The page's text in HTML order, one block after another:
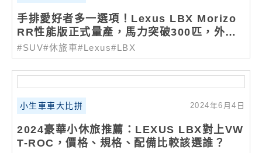
手排愛好者多一選項！Lexus LBX Morizo
RR性能版正式量產，馬力突破300匹，外觀
內裝動力一次看！
#SUV#休旅車#Lexus#LBX
小生車車大比拼 2024年6月4日
2024豪華小休旅推薦：LEXUS LBX對上VW
T-ROC，價格、規格、配備比較該選誰？